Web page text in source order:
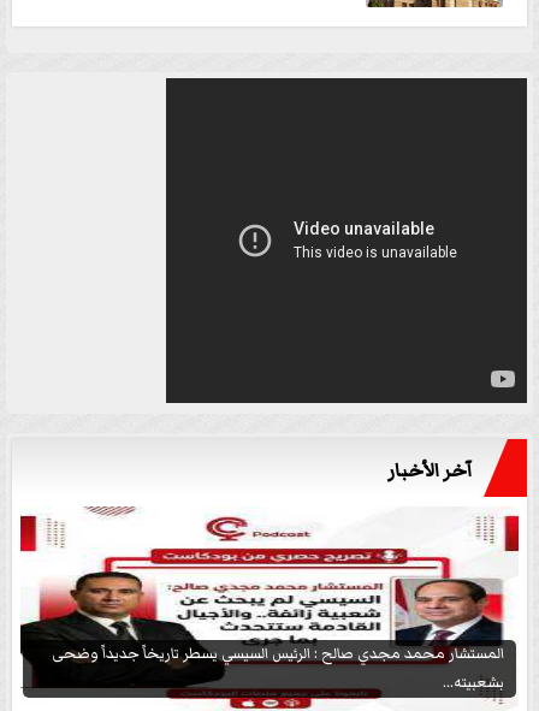
آخر الأخبار
المستشار محمد مجدي صالح : الرئيس السيسي يسطر تاريخاً جديداً وضحى
بشعبيته...